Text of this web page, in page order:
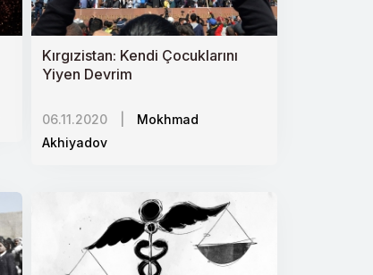
Kırgızistan: Kendi Çocuklarını
Yiyen Devrim
06.11.2020
Mokhmad
Akhiyadov